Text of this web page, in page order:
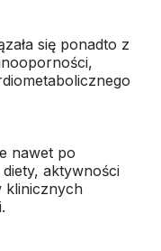
się ponadto z
nawet po
diety, aktywności
klinicznych